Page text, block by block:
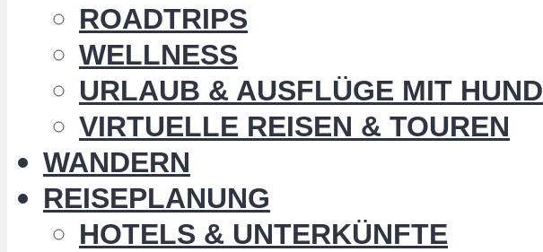
ROADTRIPS
WELLNESS
URLAUB & AUSFLÜGE MIT HUND
VIRTUELLE REISEN & TOUREN
WANDERN
REISEPLANUNG
HOTELS & UNTERKÜNFTE